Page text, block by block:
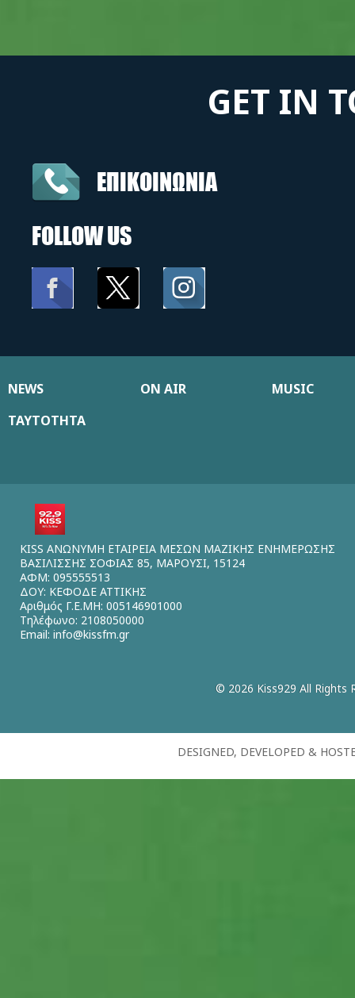
GET IN
ΕΠΙΚΟΙΝΩΝΙΑ
FOLLOW US
NEWS ON AIR
MUSIC
ΤΑΥΤΟΤΗΤΑ
KISS ΑΝΩΝΥΜΗ ΕΤΑΙΡΕΙΑ ΜΕΣΩΝ ΜΑΖΙΚΗΣ ΕΝΗΜΕΡΩΣΗΣ
ΒΑΣΙΛΙΣΣΗΣ ΣΟΦΙΑΣ 85, ΜΑΡΟΥΣΙ, 15124
ΑΦΜ: 095555513
ΔΟΥ: ΚΕΦΟΔΕ ΑΤΤΙΚΗΣ
Αριθμός Γ.Ε.ΜΗ: 005146901000
Τηλέφωνο: 2108050000
Email: info@kissfm.gr
© 2026 Kiss929 All Rights
DESIGNED, DEVELOPED &